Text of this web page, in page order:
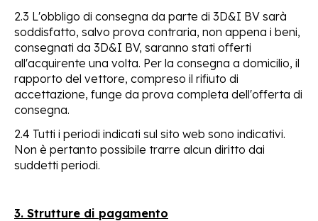
2.3 L'obbligo di consegna da parte di 3D&I BV sarà
soddisfatto, salvo prova contraria, non appena i beni,
consegnati da 3D&I BV, saranno stati offerti
all'acquirente una volta. Per la consegna a domicilio, il
rapporto del vettore, compreso il rifiuto di
accettazione, funge da prova completa dell'offerta di
consegna.
2.4 Tutti i periodi indicati sul sito web sono indicativi.
Non è pertanto possibile trarre alcun diritto dai
suddetti periodi.
3. Strutture di pagamento